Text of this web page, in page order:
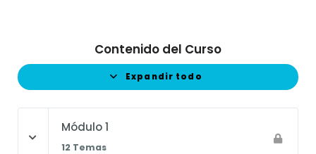
Contenido del Curso
Expandir todo
Módulo 1
12 Temas